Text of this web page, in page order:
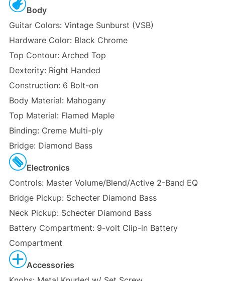
Body
Guitar Colors: Vintage Sunburst (VSB)
Hardware Color: Black Chrome
Top Contour: Arched Top
Dexterity: Right Handed
Construction: 6 Bolt-on
Body Material: Mahogany
Top Material: Flamed Maple
Binding: Creme Multi-ply
Bridge: Diamond Bass
Electronics
Controls: Master Volume/Blend/Active 2-Band EQ
Bridge Pickup: Schecter Diamond Bass
Neck Pickup: Schecter Diamond Bass
Battery Compartment: 9-volt Clip-in Battery
Compartment
Accessories